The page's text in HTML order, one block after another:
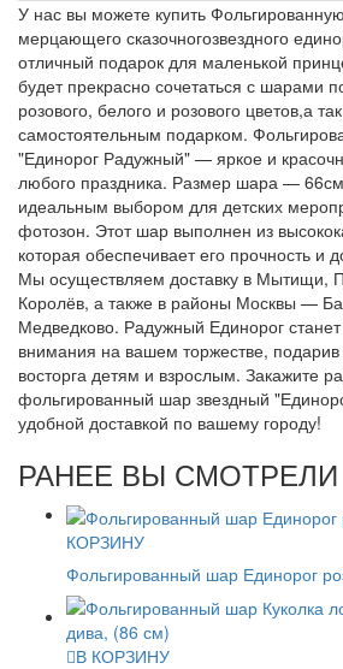
У нас вы можете купить
мерцающего сказочногозвездного
отличный подарок для маленькой
будет прекрасно сочетаться с шарами
розового, белого и розового цветов,а
самостоятельным подарком.
"Единорог Радужный" — яркое и
любого праздника. Размер шара — 66см
идеальным выбором для детских
фотозон. Этот шар выполнен из
которая обеспечивает его прочность и
Мы осуществляем доставку в Мытищи,
Королёв, а также в районы Москвы —
Медведково. Радужный Единорог
внимания на вашем торжестве,
восторга детям и взрослым. Закажите
фольгированный шар звездный
удобной доставкой по вашему городу!
РАНЕЕ ВЫ СМОТРЕЛИ
КОРЗИНУ
Фольгированный шар Единорог
В КОРЗИНУ